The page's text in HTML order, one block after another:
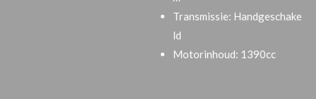
Transmissie: Handgeschake
ld
Motorinhoud: 1390cc